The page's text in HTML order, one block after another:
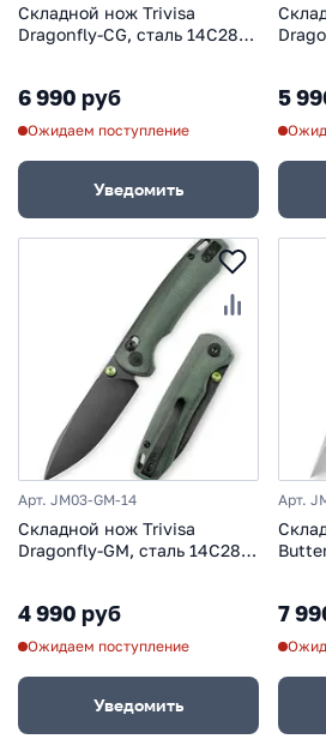
Складной нож Trivisa
Dragonfly-CG, сталь 14C28N,
6 990 руб
Ожидаем поступление
Уведомить
5
Арт. JM03-GM-14
Складной нож Trivisa
Dragonfly-GM, сталь 14C28N,
4 990 руб
Ожидаем поступление
Уведомить
Арт.
7